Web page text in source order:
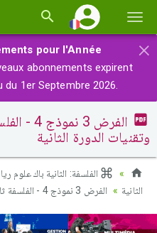
la×
pour l'Année
abonnements expirent
du 1er Septembre 2026.
الفرض 3
وتقنيات الدورة الثانية
الفلسفة: الثانية باك علوم
الثانية
الفرض 3 نموذج 4 - الفلسفة ثانية باك علوم وتقنيات الدورة الثانية